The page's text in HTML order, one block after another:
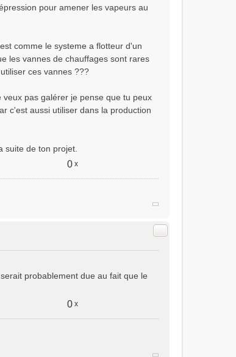
pour amener les vapeurs au
comme le systeme a flotteur d'un
les vannes de chauffages sont rares
ces vannes ???
pas galérer je pense que tu peux
c'est aussi utiliser dans la production
suite de ton projet.
0 x
Citer
probablement due au fait que le
0 x